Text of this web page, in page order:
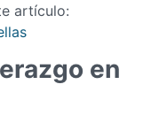
artículo:
en